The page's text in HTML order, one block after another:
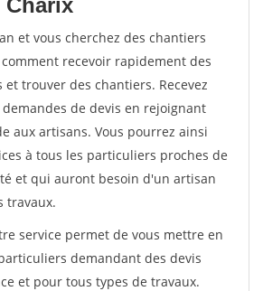
Charix
et vous cherchez des chantiers
recevoir rapidement des
trouver des chantiers. Recevez
de devis en rejoignant
aux artisans. Vous pourrez ainsi
à tous les particuliers proches de
et qui auront besoin d'un artisan
travaux.
service permet de vous mettre en
demandant des devis
et pour tous types de travaux.